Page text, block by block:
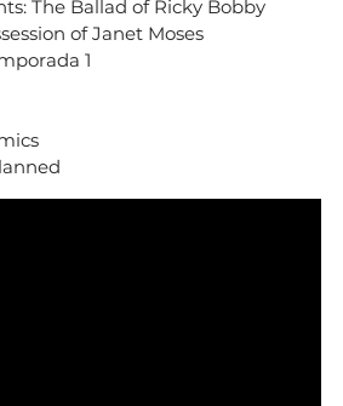
The Ballad of Ricky Bobby
of Janet Moses
1